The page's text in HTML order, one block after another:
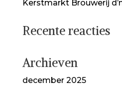
Kerstmarkt Brouwerij
Recente reacties
Archieven
december 2025